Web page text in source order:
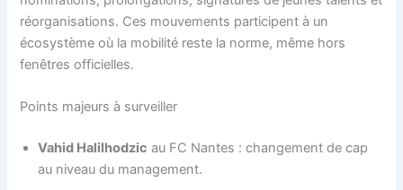
réorganisations. Ces mouvements participent à un
écosystème où la mobilité reste la norme, même hors
fenêtres officielles.
Points majeurs à surveiller
Vahid Halilhodzic au FC Nantes : changement de cap
au niveau du management.